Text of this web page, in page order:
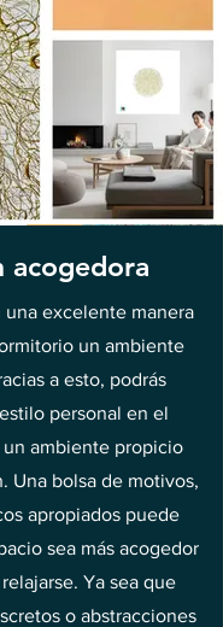
acogedora
una excelente manera
un ambiente
a esto, podrás
personal en el
ambiente propicio
Una bolsa de motivos,
apropiados puede
sea más acogedor
Ya sea que
o abstracciones